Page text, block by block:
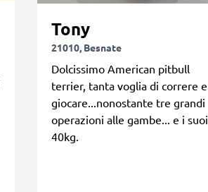
Tony
21010, Besnate
Dolcissimo American pitbull
terrier, tanta voglia di correre e
giocare...nonostante tre grandi
operazioni alle gambe... e i suoi
40kg.